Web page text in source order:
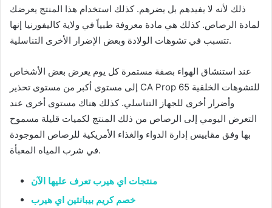
ذلك لأنه لا يفيدهم بل يضرهم. كذلك استخدام هذا المنتج يعرضك
لمادة الرصاص. كذلك هي مادة معروفة طبياً في ولاية كاليفورنيا إنها
تتسبب في تشوهات الولادة وبعض الإضرار الأخرى التناسلية.
عند استنشاق الهواء بصفة مستمرة كل يوم يعرض بعض الأشخاص
إلى مستوى أكبر من مستوى تحذير CA Prop 65 للتشوهات الخلقية
وأضرار أخرى للجهاز التناسلي. كذلك هناك مستوى أخرى عند
التعرض اليومي إلى الرصاص من ذلك المنتج لكميات قليلة مسموح
بها وفق مقاييس إدارة الدواء والغذاء الأمريكية للرصاص الموجودة
في شرب المياه المعبأة.
منتجات اي هيرب تعرف عليها الآن
خصم كريم بيبانثين اي هيرب